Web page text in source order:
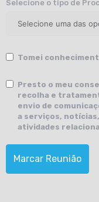
Selecione o tipo de
Tomei
Presto o meu
recolha e
envio de
a serviços,
atividades
Marcar Reunião